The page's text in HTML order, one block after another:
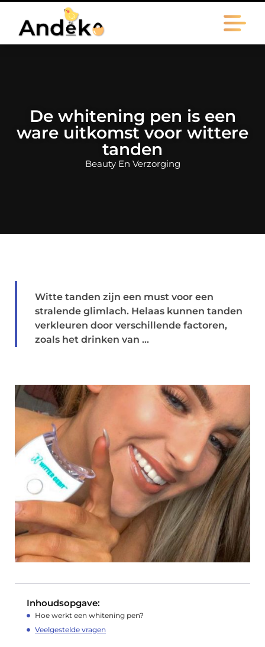
De whitening pen is een
ware uitkomst voor wittere
tanden
Beauty En Verzorging
Witte tanden zijn een must voor een
stralende glimlach. Helaas kunnen tanden
verkleuren door verschillende factoren,
zoals het drinken van ...
Inhoudsopgave:
Hoe werkt een whitening pen?
Veelgestelde vragen